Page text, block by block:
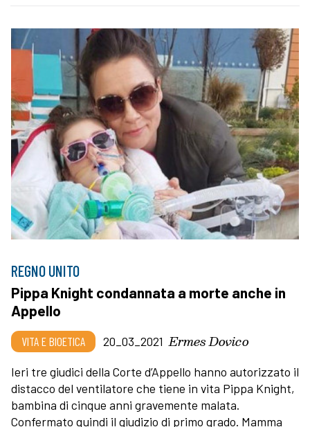
REGNO UNITO
Pippa Knight condannata a morte anche in
Appello
VITA E BIOETICA 20_03_2021 Ermes Dovico
Ieri tre giudici della Corte d’Appello hanno autorizzato il
distacco del ventilatore che tiene in vita Pippa Knight,
bambina di cinque anni gravemente malata.
Confermato quindi il giudizio di primo grado. Mamma